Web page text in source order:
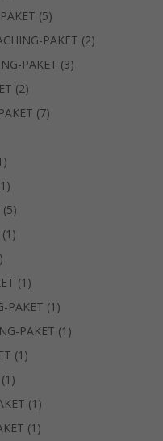
Produkte
55
Produkte
PAKET 22
PAKET 33
22
Produkte
77
1
Produkt
1 1
Produkt
55
Produkte
1 1
1
Produkt
1 1
Produkt
PAKET 1 1
Produkt
PAKET 1 1
1 1
1 1
Produkt
1 1
Produkt
1 1